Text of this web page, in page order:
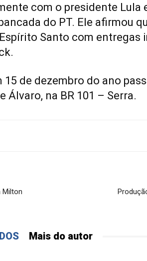
com o presidente Lula
do PT. Ele afirmou
Santo com entregas
15 de dezembro do ano
na BR 101 – Serra.
Milton
Mais do autor